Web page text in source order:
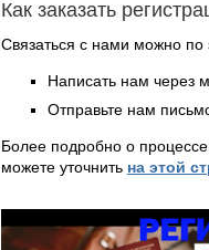
Как заказать
Связаться с нами можно по
Написать нам через
Отправьте нам
Более подробно о
можете уточнить на этой